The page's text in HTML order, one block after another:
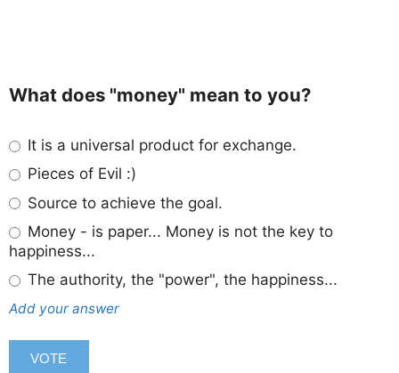
What does "money" mean to you?
It is a universal product for exchange.
Pieces of Evil :)
Source to achieve the goal.
Money - is paper... Money is not the key to
happiness...
The authority, the "power", the happiness...
Add your answer